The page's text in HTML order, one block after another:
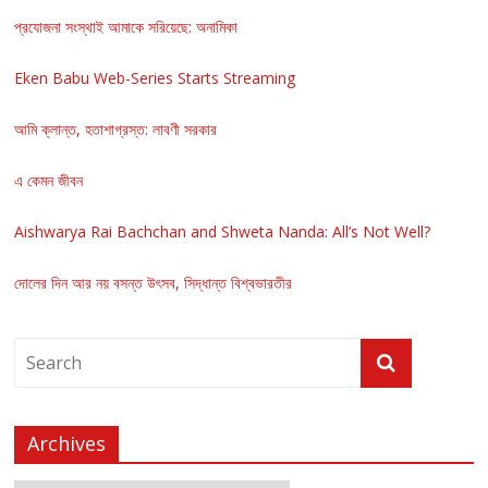
প্রযোজনা সংস্থাই আমাকে সরিয়েছে: অনামিকা
Eken Babu Web-Series Starts Streaming
আমি ক্লান্ত, হতাশাগ্রস্ত: লাবণী সরকার
এ কেমন জীবন
Aishwarya Rai Bachchan and Shweta Nanda: All’s Not Well?
দোলের দিন আর নয় বসন্ত উৎসব, সিদ্ধান্ত বিশ্বভারতীর
Archives